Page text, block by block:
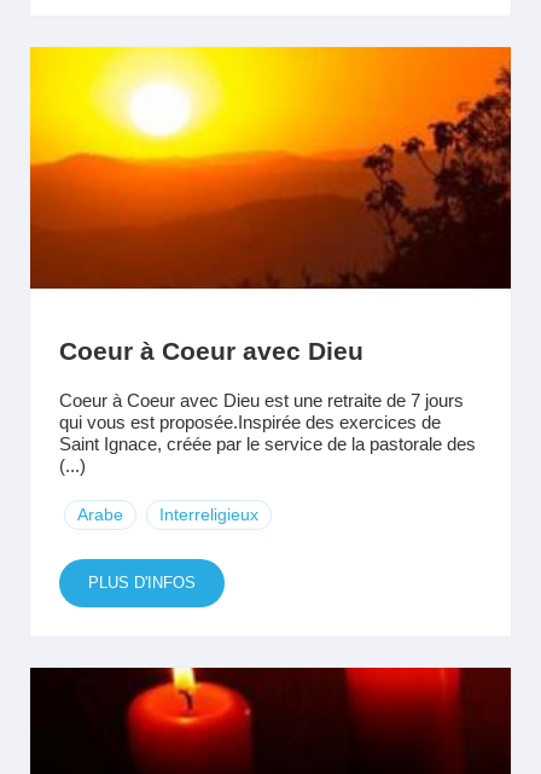
Coeur à Coeur avec Dieu
Coeur à Coeur avec Dieu est une retraite de 7 jours
qui vous est proposée.Inspirée des exercices de
Saint Ignace, créée par le service de la pastorale des
(...)
Arabe Interreligieux
PLUS D'INFOS